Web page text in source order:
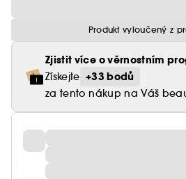
Produkt vyloučený z
Zjistit více o věrnostním
Získejte +33 bodů
za tento nákup na Váš